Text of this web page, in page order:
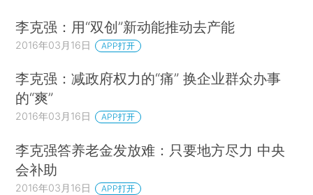
李克强：用“双创”新动能推动去产能
2016年03月16日 APP打开
李克强：减政府权力的“痛” 换企业群众办事
的“爽”
2016年03月16日 APP打开
李克强答养老金发放难：只要地方尽力 中央
会补助
2016年03月16日 APP打开